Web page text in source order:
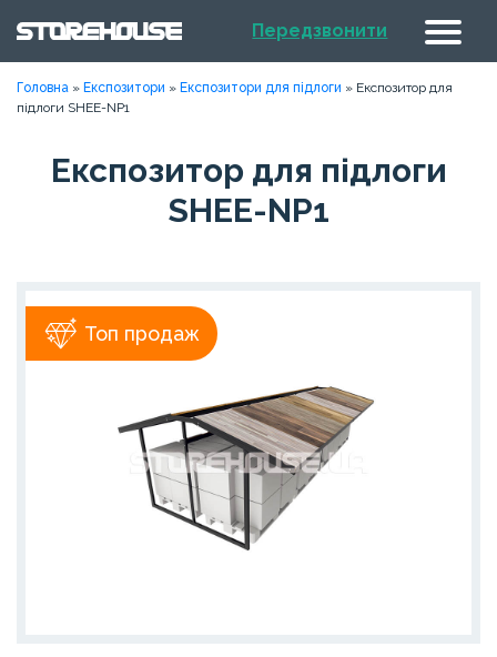
Передзвонити
Головна » Експозитори » Експозитори для підлоги » Експозитор для
підлоги SHEE-NP1
Експозитор для підлоги
SHEE-NP1
Топ продаж